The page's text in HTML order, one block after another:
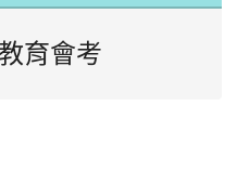
育會考